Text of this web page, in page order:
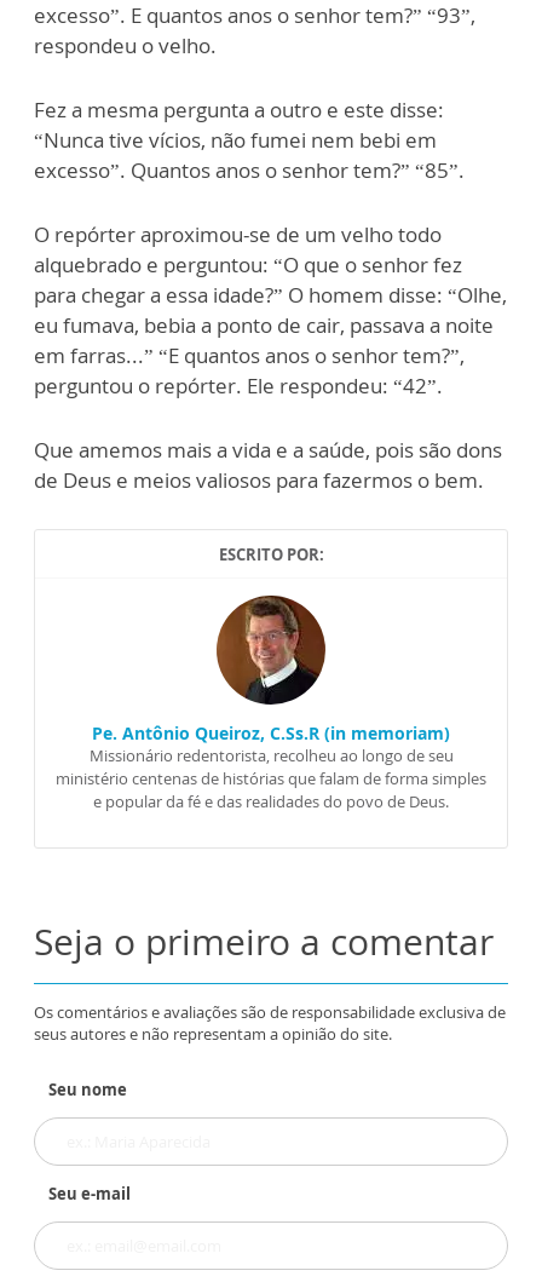
excesso”. E quantos anos o senhor tem?” “93”,
respondeu o velho.
Fez a mesma pergunta a outro e este disse:
“Nunca tive vícios, não fumei nem bebi em
excesso”. Quantos anos o senhor tem?” “85”.
O repórter aproximou-se de um velho todo
alquebrado e perguntou: “O que o senhor fez
para chegar a essa idade?” O homem disse: “Olhe,
eu fumava, bebia a ponto de cair, passava a noite
em farras...” “E quantos anos o senhor tem?”,
perguntou o repórter. Ele respondeu: “42”.
Que amemos mais a vida e a saúde, pois são dons
de Deus e meios valiosos para fazermos o bem.
ESCRITO POR:
Pe. Antônio Queiroz, C.Ss.R (in memoriam)
Missionário redentorista, recolheu ao longo de seu
ministério centenas de histórias que falam de forma simples
e popular da fé e das realidades do povo de Deus.
Seja o primeiro a comentar
Os comentários e avaliações são de responsabilidade exclusiva de
seus autores e não representam a opinião do site.
Seu nome
Seu e-mail